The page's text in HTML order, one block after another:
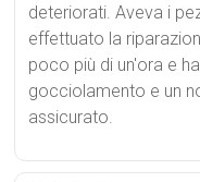
deteriorati. Aveva i
effettuato la
poco più di un'ora e
gocciolamento e un
assicurato.